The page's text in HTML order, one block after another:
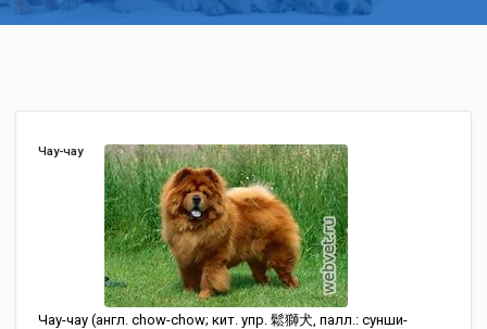
Чау-чау
Чау-чау (англ. chow-chow; кит. упр. 鬆獅犬, палл.: сунши-